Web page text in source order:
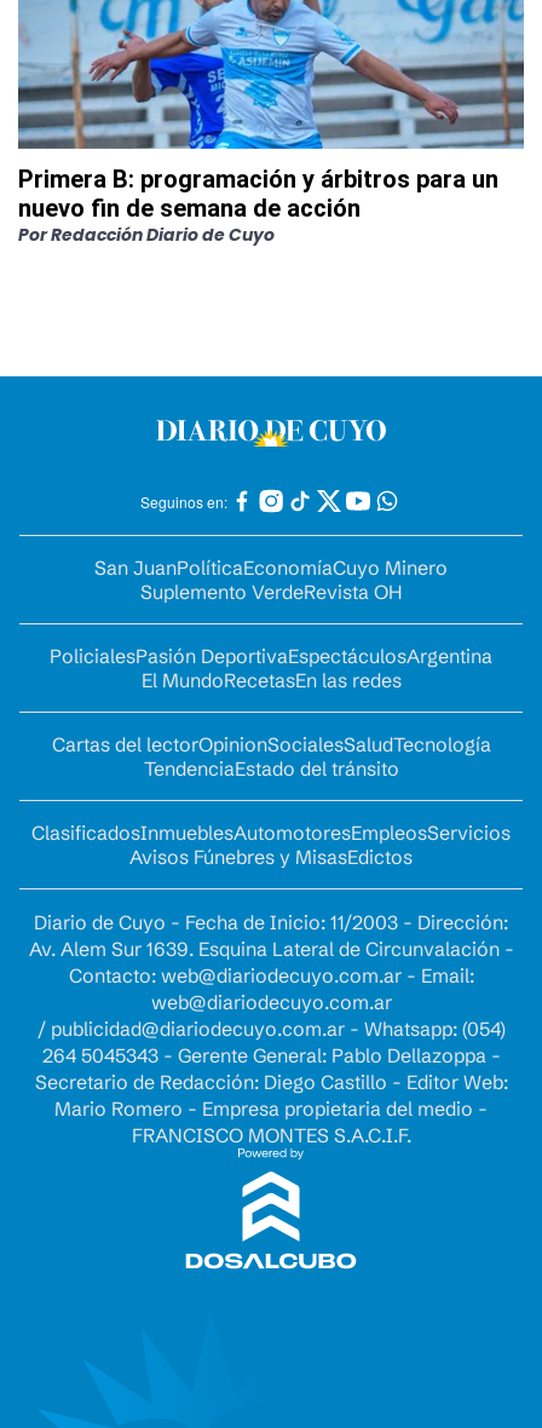
Primera B: programación y árbitros para un
nuevo fin de semana de acción
PorRedacción Diario de Cuyo
Seguinos en:
San JuanPolíticaEconomíaCuyo Minero
Suplemento VerdeRevista OH
PolicialesPasión DeportivaEspectáculosArgentina
El MundoRecetasEn las redes
Cartas del lectorOpinionSocialesSaludTecnología
TendenciaEstado del tránsito
ClasificadosInmueblesAutomotoresEmpleosServicios
Avisos Fúnebres y MisasEdictos
Diario de Cuyo - Fecha de Inicio: 11/2003 - Dirección:
Av. Alem Sur 1639. Esquina Lateral de Circunvalación -
Contacto: web@diariodecuyo.com.ar- Email:
web@diariodecuyo.com.ar
/ publicidad@diariodecuyo.com.ar- Whatsapp: (054)
264 5045343 - Gerente General: Pablo Dellazoppa -
Secretario de Redacción: Diego Castillo - Editor Web:
Mario Romero - Empresa propietaria del medio -
FRANCISCO MONTES S.A.C.I.F.